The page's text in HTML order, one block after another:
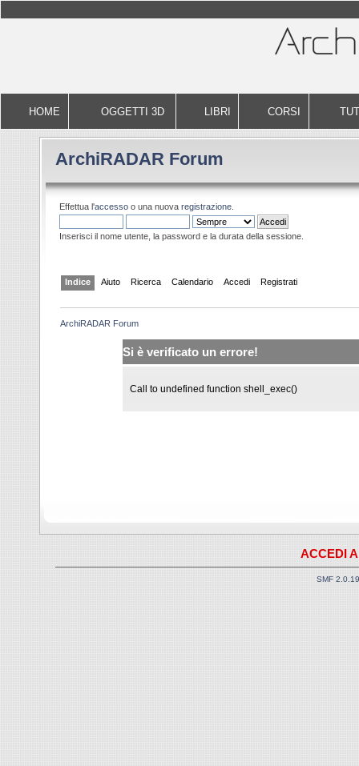
HOME OGGETTI 3D LIBRI CORSI
ArchiRADAR Forum
Effettua l'accesso o una nuova registrazione.
Inserisci il nome utente, la password e la durata della sessione.
Indice Aiuto Ricerca Calendario Accedi Registrati
ArchiRADAR Forum
Si è verificato un errore!
Call to undefined function shell_exec()
ACCEDI
SMF 2.0.19